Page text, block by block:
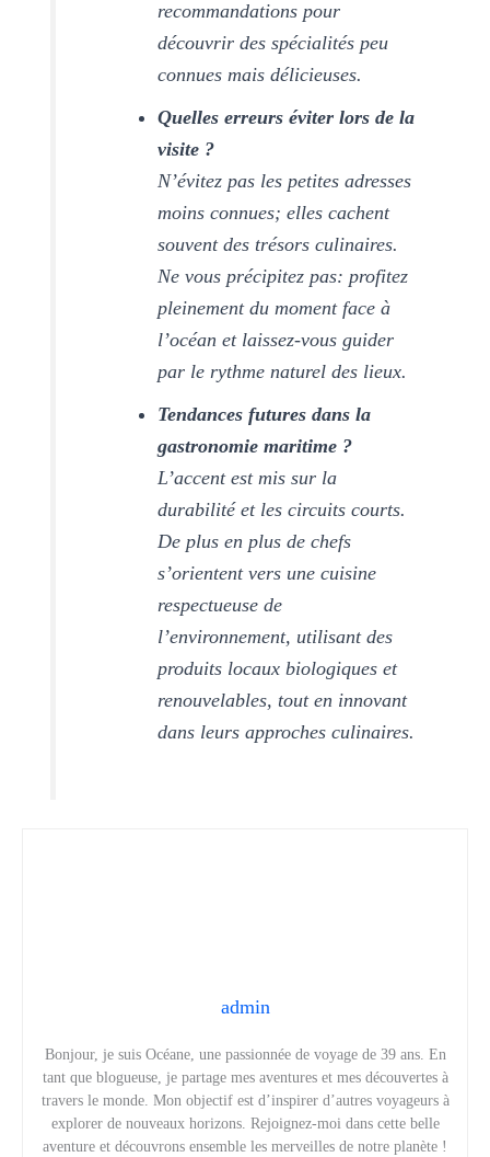
recommandations pour
découvrir des spécialités peu
connues mais délicieuses.
Quelles erreurs éviter lors de la
visite ?
N’évitez pas les petites adresses
moins connues; elles cachent
souvent des trésors culinaires.
Ne vous précipitez pas: profitez
pleinement du moment face à
l’océan et laissez-vous guider
par le rythme naturel des lieux.
Tendances futures dans la
gastronomie maritime ?
L’accent est mis sur la
durabilité et les circuits courts.
De plus en plus de chefs
s’orientent vers une cuisine
respectueuse de
l’environnement, utilisant des
produits locaux biologiques et
renouvelables, tout en innovant
dans leurs approches culinaires.
admin
Bonjour, je suis Océane, une passionnée de voyage de 39 ans. En
tant que blogueuse, je partage mes aventures et mes découvertes à
travers le monde. Mon objectif est d’inspirer d’autres voyageurs à
explorer de nouveaux horizons. Rejoignez-moi dans cette belle
aventure et découvrons ensemble les merveilles de notre planète !